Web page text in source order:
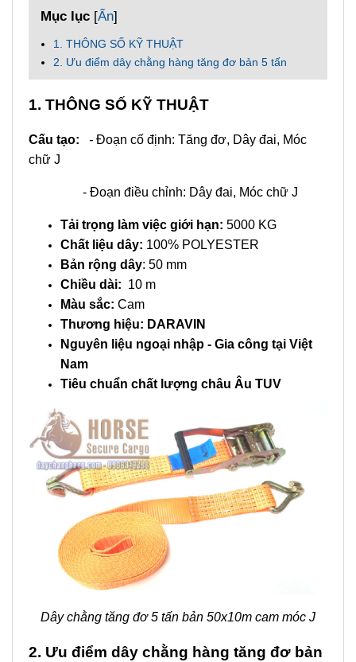
Mục lục [Ẩn]
1. THÔNG SỐ KỸ THUẬT
2. Ưu điểm dây chằng hàng tăng đơ bản 5 tấn
1. THÔNG SỐ KỸ THUẬT
Cấu tạo: - Đoạn cố định: Tăng đơ, Dây đai, Móc
chữ J
- Đoạn điều chỉnh: Dây đai, Móc chữ J
Tải trọng làm việc giới hạn: 5000 KG
Chất liệu dây: 100% POLYESTER
Bản rộng dây: 50 mm
Chiều dài: 10 m
Màu sắc: Cam
Thương hiệu: DARAVIN
Nguyên liệu ngoại nhập - Gia công tại Việt
Nam
Tiêu chuẩn chất lượng châu Âu TUV
Dây chằng tăng đơ 5 tấn bản 50x10m cam móc J
2. Ưu điểm dây chằng hàng tăng đơ bản